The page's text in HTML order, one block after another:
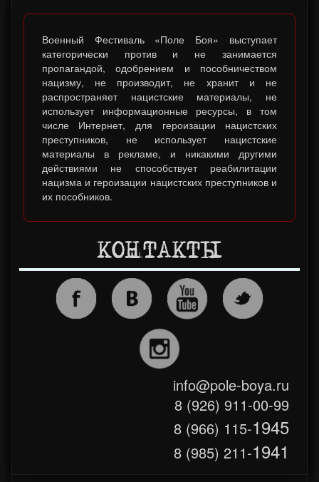
Военный Фестиваль «Поле Боя» выступает
категорически против и не занимается
пропагандой, одобрением и пособничеством
нацизму, не производит, не хранит и не
распространяет нацистские материалы, не
использует информационные ресурсы, в том
числе Интернет, для героизации нацистских
преступников, не использует нацистские
материалы в рекламе, и никакими другими
действиями не способствует реабилитации
нацизма и героизации нацистских преступников и
их пособников.
КОНТАКТЫ
info@pole-boya.ru
8 (926) 911-00-99
8 (966) 115-1945
8 (985) 211-1941